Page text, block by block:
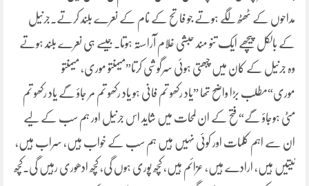
مداحوں کے ٹھٹھ لگے ہوتے جو فاتح کے نام کے نعرے بلند کرتے۔جرنیل
کے بالکل پیچھے ایک تنو مند حبشی غلام آراستہ ہوتا۔جیسے ہی نعرے بلند ہوتے
وہ جرنیل کے کان میں چبھتی ہوئی سرگوشی کرتا”میمنتو موری، میمنتو
موری“مطلب بڑا واضح تھا ”یاد رکھو تم فانی ہو یاد رکھو تم مر جاؤ گے یاد رکھو تم
مٹی ہوجاؤ گے“فتح کے ان لمحات میں شاید اس جرنیل اور ہم سب کے لیے
ان سے اہم کلمات اور کوئی نہیں ہیں ہم سب کے خواب ہیں، سراب ہیں،
نیتیں ہیں، ارادے ہیں، عزائم ہیں، کچھ پوری ہوں گی، کچھ ادھوری رہیں گی۔کچھ